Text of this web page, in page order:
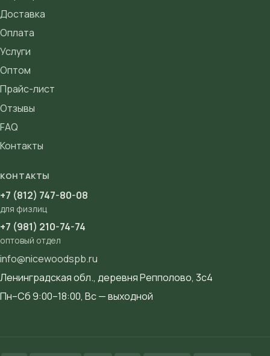
Доставка
Оплата
Услуги
Оптом
Прайс-лист
Отзывы
FAQ
Контакты
КОНТАКТЫ
+7 (812) 747-80-08
для физлиц
+7 (981) 210-74-74
оптовый отдел
info@nicewoodspb.ru
Ленинградская обл., деревня Репполово, 3с4
Пн–Сб 9:00–18:00, Вс — выходной